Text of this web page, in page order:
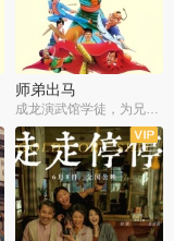
师弟出马
成龙演武馆学徒，为兄搏命战黑道